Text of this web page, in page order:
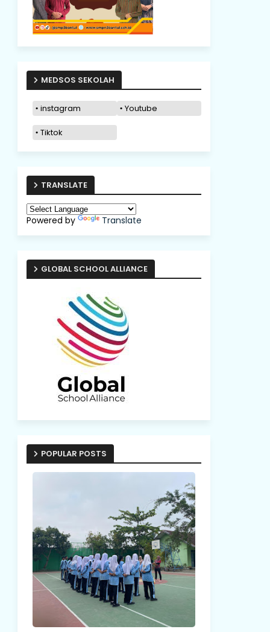
MEDSOS SEKOLAH
instagram Youtube
Tiktok
TRANSLATE
Powered by Translate
GLOBAL SCHOOL ALLIANCE
POPULAR POSTS